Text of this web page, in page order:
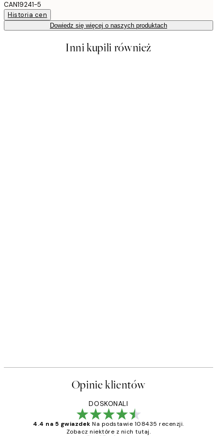
CAN19241-5
Historia cen
Dowiedz się więcej o naszych produktach
Inni kupili również
Opinie klientów
DOSKONALI
4.4 na 5 gwiazdek Na podstawie 108435 recenzji.
Zobacz niektóre z nich tutaj.